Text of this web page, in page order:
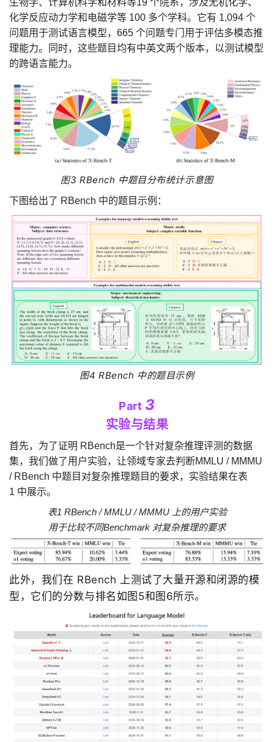
生物学、计算机科学和材料等19 个院系，涉及无机化学、
化学反应动力学和电磁学等 100 多个学科。它有 1,094 个
问题用于测试语言模型， 665 个问题专门用于评估多模态推
理能力。
同时，这些题目均有中英文两个版本，以测试模型
的跨语言能力。
图3 RBench 中题目分布统计示意图
下图给出了 RBench 中的题目示例：
图4 RBench 中的题目示例
Part 3
实验与结果
首先，为了证明 RBench是一个针对复杂推理评测的数据
集，我们做了用户实验，让领域专家去判断MMLU / MMMU
/ RBench 中题目对复杂推理题目的要求，实验结果在表
1 中展示。
表1 RBench / MMLU / MMMU 上的用户实验
用于比较不同Benchmark 对复杂推理的要求
此外， 我们在 RBench 上测试了大量开源和闭源的模
型，它们的分数与排名如图5和图6所示。